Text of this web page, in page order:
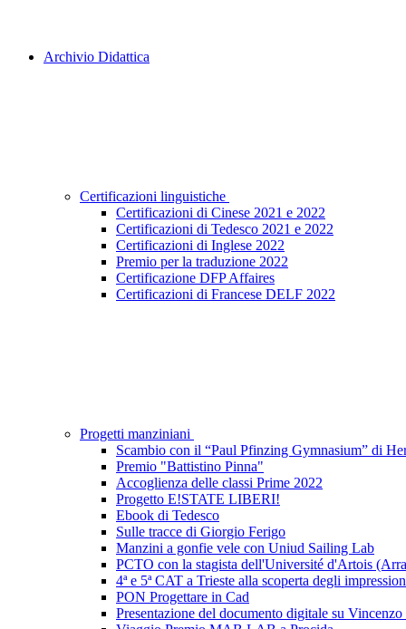
Archivio Didattica
Certificazioni linguistiche
Certificazioni di Cinese 2021 e 2022
Certificazioni di Tedesco 2021 e 2022
Certificazioni di Inglese 2022
Premio per la traduzione 2022
Certificazione DFP Affaires
Certificazioni di Francese DELF 2022
Progetti manziniani
Scambio con il “Paul Pfinzing Gymnasium” di
Premio "Battistino Pinna"
Accoglienza delle classi Prime 2022
Progetto E!STATE LIBERI!
Ebook di Tedesco
Sulle tracce di Giorgio Ferigo
Manzini a gonfie vele con Uniud Sailing Lab
PCTO con la stagista dell'Université d'Artois
4ª e 5ª CAT a Trieste alla scoperta degli
PON Progettare in Cad
Presentazione del documento digitale su